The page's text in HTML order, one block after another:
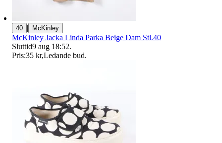
40 | McKinley
McKinley Jacka Linda Parka Beige Dam Stl.40
Sluttid9 aug 18:52.
Pris:35 kr,Ledande bud.